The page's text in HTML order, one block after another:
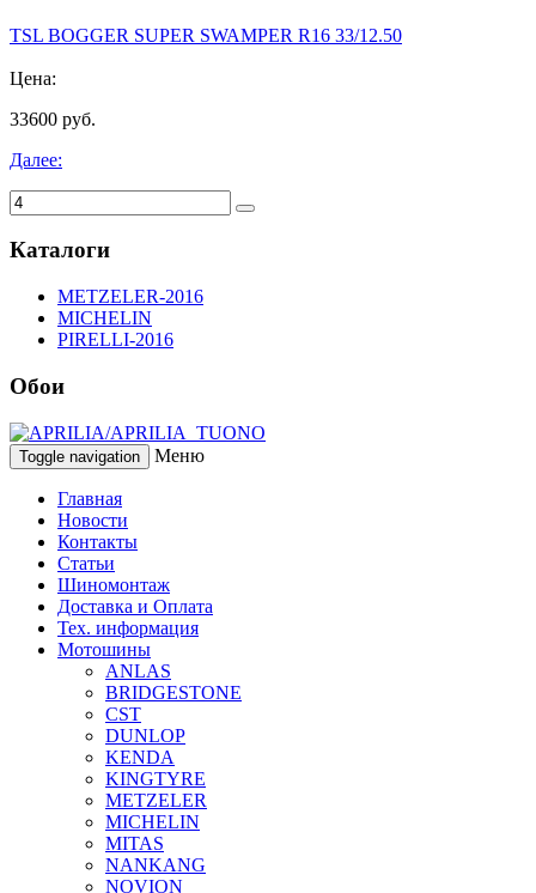
TSL BOGGER SUPER SWAMPER R16 33/12.50
Цена:
33600 руб.
Далее:
Каталоги
METZELER-2016
MICHELIN
PIRELLI-2016
Обои
Toggle navigation Меню
Главная
Новости
Контакты
Статьи
Шиномонтаж
Доставка и Оплата
Тех. информация
Мотошины
ANLAS
BRIDGESTONE
CST
DUNLOP
KENDA
KINGTYRE
METZELER
MICHELIN
MITAS
NANKANG
NOVION